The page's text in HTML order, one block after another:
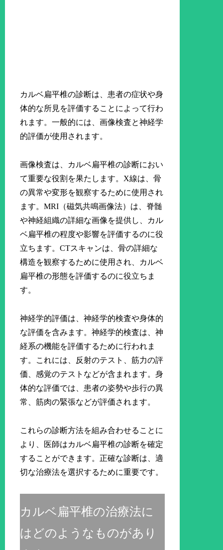
カルベ扁平椎の診断は、患者の症状や身
体的な所見を評価することによって行わ
れます。一般的には、画像検査と神経学
的評価が使用されます。
画像検査は、カルベ扁平椎の診断におい
て重要な役割を果たします。X線は、骨
の異常や変形を観察するために使用され
ます。MRI（磁気共鳴画像法）は、脊髄
や神経組織の詳細な画像を提供し、カル
ベ扁平椎の程度や影響を評価するのに役
立ちます。CTスキャンは、骨の詳細な
構造を観察するために使用され、カルベ
扁平椎の形態を評価するのに役立ちま
す。
神経学的評価は、神経学的検査や身体的
な評価を含みます。神経学的検査は、神
経系の機能を評価するために行われま
す。これには、反射のテスト、筋力の評
価、感覚のテストなどが含まれます。身
体的な評価では、患者の姿勢や歩行の異
常、筋肉の緊張などが評価されます。
これらの診断方法を組み合わせることに
より、医師はカルベ扁平椎の診断を確定
することができます。正確な診断は、適
切な治療法を選択するために重要です。
カルベ扁平椎の治療法に
はどのようなものがあり